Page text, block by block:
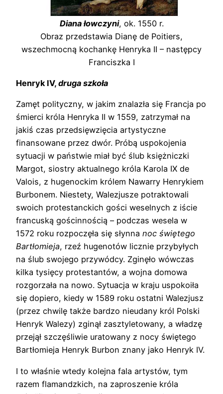
Diana łowczyni, ok. 1550 r.
Obraz przedstawia Dianę de Poitiers,
wszechmocną kochankę Henryka II – następcy
Franciszka I
Henryk IV, druga szkoła
Zamęt polityczny, w jakim znalazła się Francja po
śmierci króla Henryka II w 1559, zatrzymał na
jakiś czas przedsięwzięcia artystyczne
finansowane przez dwór. Próbą uspokojenia
sytuacji w państwie miał być ślub księżniczki
Margot, siostry aktualnego króla Karola IX de
Valois, z hugenockim królem Nawarry Henrykiem
Burbonem. Niestety, Walezjusze potraktowali
swoich protestanckich gości weselnych z iście
francuską gościnnością – podczas wesela w
1572 roku rozpoczęła się słynna noc świętego
Bartłomieja, rzeź hugenotów licznie przybyłych
na ślub swojego przywódcy. Zginęło wówczas
kilka tysięcy protestantów, a wojna domowa
rozgorzała na nowo. Sytuacja w kraju uspokoiła
się dopiero, kiedy w 1589 roku ostatni Walezjusz
(przez chwilę także bardzo nieudany król Polski
Henryk Walezy) zginął zasztyletowany, a władzę
przejął szczęśliwie uratowany z nocy świętego
Bartłomieja Henryk Burbon znany jako Henryk IV.
I to właśnie wtedy kolejna fala artystów, tym
razem flamandzkich, na zaproszenie króla